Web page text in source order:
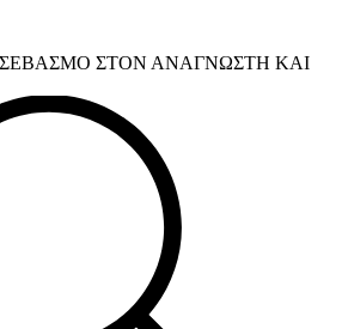
ΣΤΟΝ ΑΝΑΓΝΩΣΤΗ ΚΑΙ